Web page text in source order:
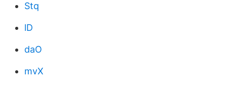
Stq
lD
daO
mvX